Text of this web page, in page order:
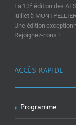
La 13e édition des
juillet à
Une édition
Rejoignez-nous !
ACCÈS RAPIDE
Programme